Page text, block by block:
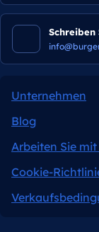
Schreiben
Unternehmen
Blog
Arbeiten Sie mit
Cookie-